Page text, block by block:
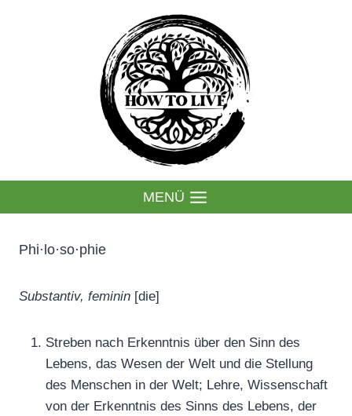
MENÜ
Phi·lo·so·phie
Substantiv, feminin [die]
Streben nach Erkenntnis über den Sinn des
Lebens, das Wesen der Welt und die Stellung
des Menschen in der Welt; Lehre, Wissenschaft
von der Erkenntnis des Sinns des Lebens, der